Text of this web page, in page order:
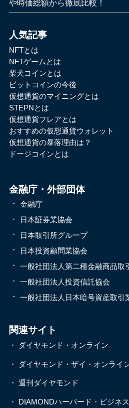
や時価総額から徹底比較！
人気記事
NFTとは
NFTゲームとは
柴犬コインとは
ビットコインの今後
仮想通貨のマイニングとは
STEPNとは
仮想通貨フレアとは
おすすめの仮想通貨ウォレット
仮想通貨の暴落理由は？
ドージコインとは
金融庁・外部団体
金融庁
日本証券業協会
日本取引所グループ
日本投資顧問業協会
一般社団法人第二種金融商品取
一般社団法人投資信託協会
一般社団法人日本暗号資産取引
関連サイト
・ ダイヤモンド・オンライン
・ ダイヤモンド・ザイ・オンライ
・ 週刊ダイヤモンド
・ DIAMONDハーバード・ビジネ